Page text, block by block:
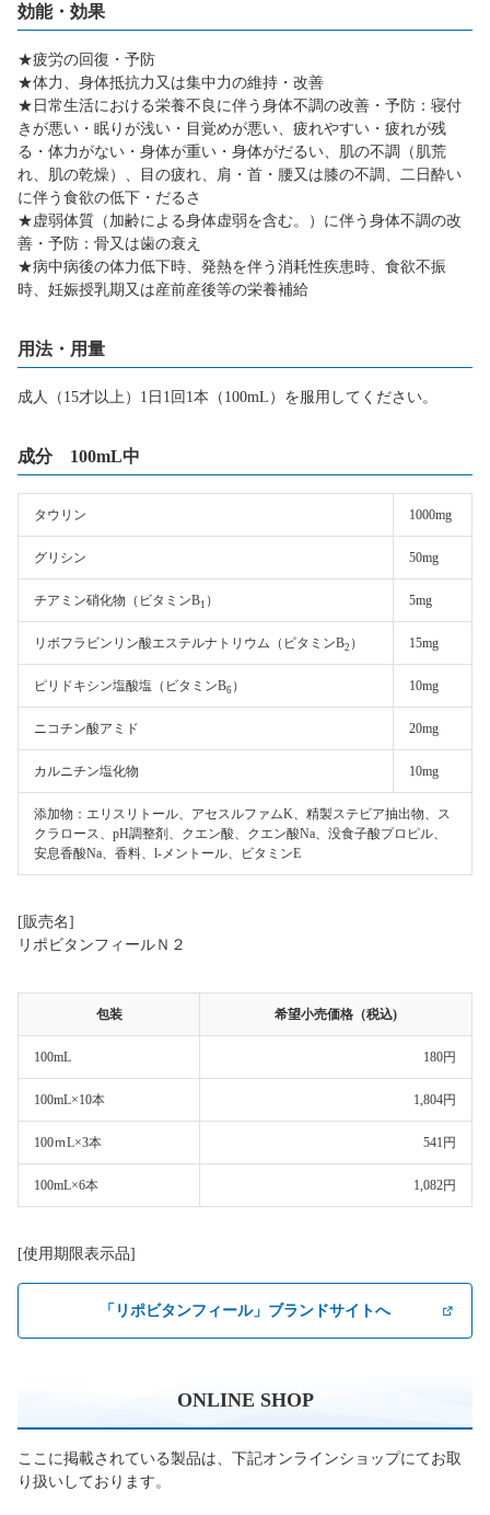
効能・効果
★疲労の回復・予防
★体力、身体抵抗力又は集中力の維持・改善
★日常生活における栄養不良に伴う身体不調の改善・予防：寝付
きが悪い・眠りが浅い・目覚めが悪い、疲れやすい・疲れが残
る・体力がない・身体が重い・身体がだるい、肌の不調（肌荒
れ、肌の乾燥）、目の疲れ、肩・首・腰又は膝の不調、二日酔い
に伴う食欲の低下・だるさ
★虚弱体質（加齢による身体虚弱を含む。）に伴う身体不調の改
善・予防：骨又は歯の衰え
★病中病後の体力低下時、発熱を伴う消耗性疾患時、食欲不振
時、妊娠授乳期又は産前産後等の栄養補給
用法・用量
成人（15才以上）1日1回1本（100mL）を服用してください。
成分 100mL中
タウリン 1000mg
グリシン 50mg
チアミン硝化物（ビタミンB1 ） 5mg
リボフラビンリン酸エステルナトリウム（ビタミンB2 ） 15mg
ピリドキシン塩酸塩（ビタミンB6 ） 10mg
ニコチン酸アミド 20mg
カルニチン塩化物 10mg
添加物：エリスリトール、アセスルファムK、精製ステビア抽出物、ス
クラロース、pH調整剤、クエン酸、クエン酸Na、没食子酸プロピル、
安息香酸Na、香料、l-メントール、ビタミンE
[販売名]
リポビタンフィールＮ２
包装 希望小売価格（税込)
100mL 180円
100mL×10本 1,804円
100ｍL×3本 541円
100mL×6本 1,082円
[使用期限表示品]
「リポビタンフィール」ブランドサイトへ
ONLINE SHOP
ここに掲載されている製品は、下記オンラインショップにてお取
り扱いしております。